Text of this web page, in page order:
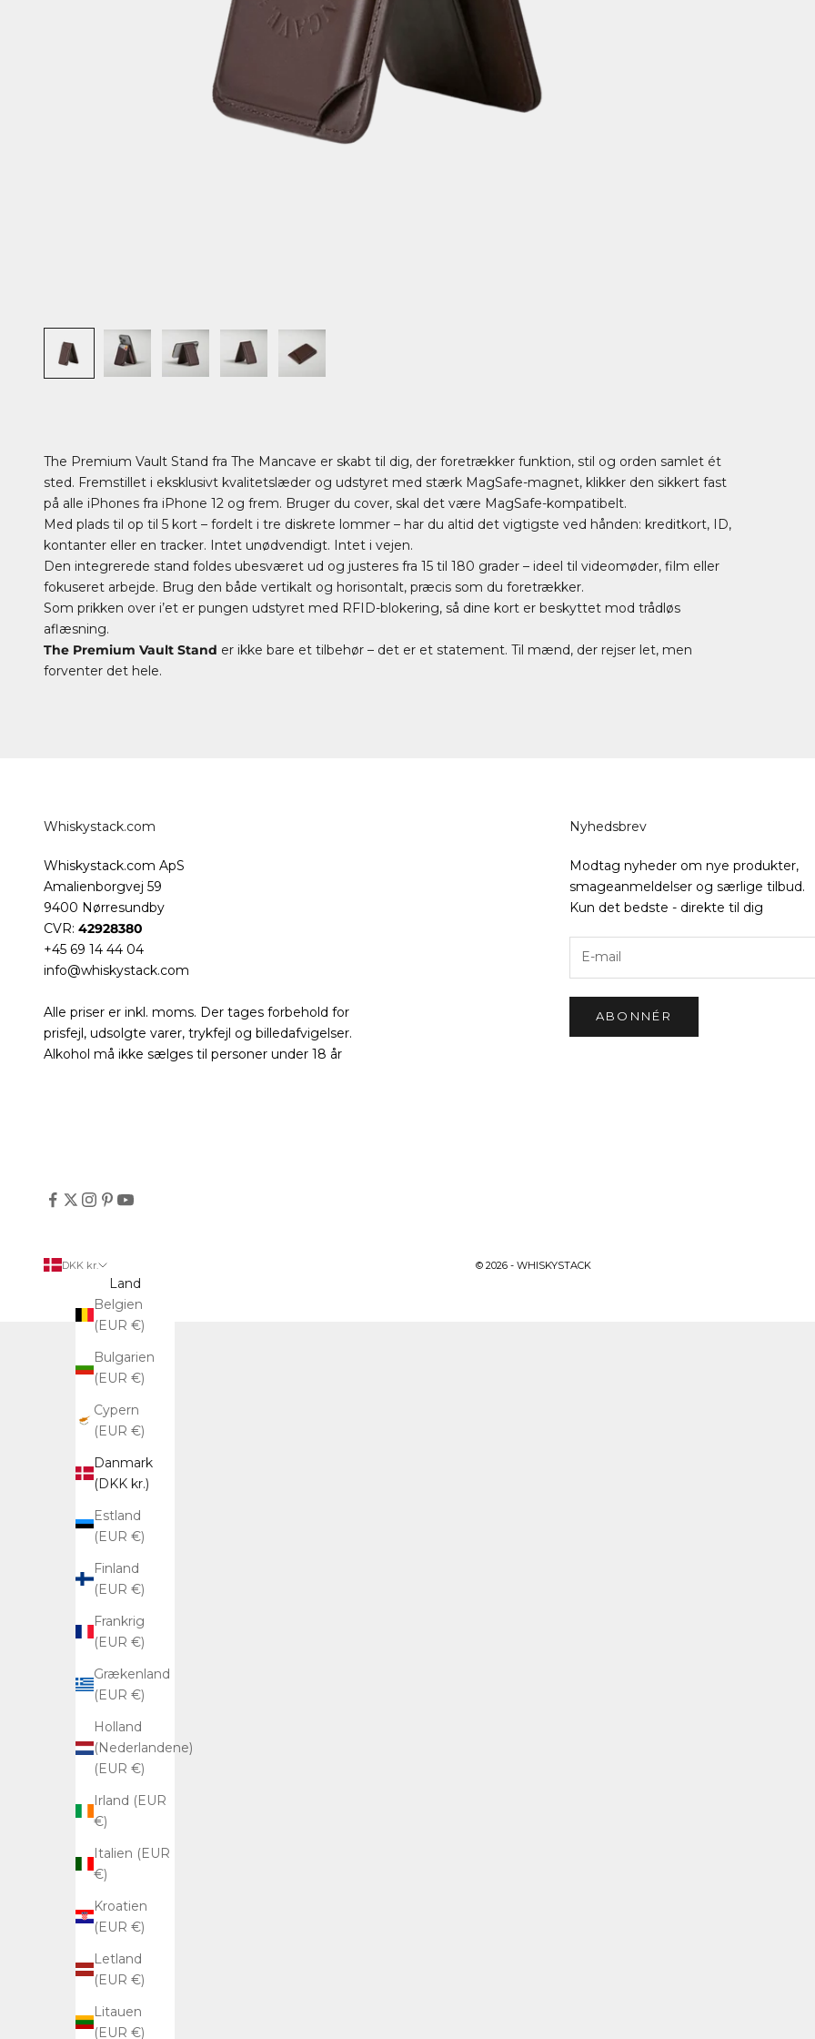
The Premium Vault Stand fra The Mancave er skabt til dig, der foretrækker funktion, stil og orden samlet ét
sted. Fremstillet i eksklusivt kvalitetslæder og udstyret med stærk MagSafe-magnet, klikker den sikkert fast
på alle iPhones fra iPhone 12 og frem. Bruger du cover, skal det være MagSafe-kompatibelt.
Med plads til op til 5 kort – fordelt i tre diskrete lommer – har du altid det vigtigste ved hånden: kreditkort, ID,
kontanter eller en tracker. Intet unødvendigt. Intet i vejen.
Den integrerede stand foldes ubesværet ud og justeres fra 15 til 180 grader – ideel til videomøder, film eller
fokuseret arbejde. Brug den både vertikalt og horisontalt, præcis som du foretrækker.
Som prikken over i’et er pungen udstyret med RFID-blokering, så dine kort er beskyttet mod trådløs
aflæsning.
The Premium Vault Stand er ikke bare et tilbehør – det er et statement. Til mænd, der rejser let, men
forventer det hele.
Whiskystack.com
Whiskystack.com ApS
Amalienborgvej 59
9400 Nørresundby
CVR: 42928380
+45 69 14 44 04
info@whiskystack.com
Alle priser er inkl. moms. Der tages forbehold for
prisfejl, udsolgte varer, trykfejl og billedafvigelser.
Alkohol må ikke sælges til personer under 18 år
Nyhedsbrev
Modtag nyheder om nye produkter,
smageanmeldelser og særlige tilbud.
Kun det bedste - direkte til dig
ABONNÉR
DKK kr.
Land
Belgien
(EUR €)
Bulgarien
(EUR €)
Cypern
(EUR €)
Danmark
(DKK kr.)
Estland
(EUR €)
Finland
(EUR €)
Frankrig
(EUR €)
Grækenland
(EUR €)
Holland
(Nederlandene)
(EUR €)
Irland (EUR
€)
Italien (EUR
€)
Kroatien
(EUR €)
Letland
(EUR €)
Litauen
(EUR €)
© 2026 - WHISKYSTACK